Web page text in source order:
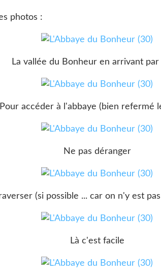
photos :
La vallée du Bonheur en arrivant par
Pour accéder à l'abbaye (bien refermé
Ne pas déranger
(si possible ... car on n'y est
Là c'est facile